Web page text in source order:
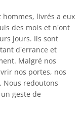
livrés a eux
des mois et n'ont
jours. Ils sont
d'errance et
Malgré nos
nos portes, nos
Nous redoutons
geste de